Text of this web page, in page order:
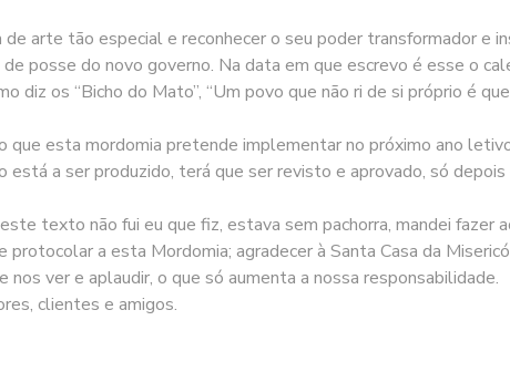
arte tão especial e reconhecer o seu poder transformador e
posse do novo governo. Na data em que escrevo é esse o
os “Bicho do Mato”, “Um povo que não ri de si próprio é
esta mordomia pretende implementar no próximo ano
a ser produzido, terá que ser revisto e aprovado, só
texto não fui eu que fiz, estava sem pachorra, mandei fazer
a esta Mordomia; agradecer à Santa Casa da
ver e aplaudir, o que só aumenta a nossa responsabilidade.
clientes e amigos.